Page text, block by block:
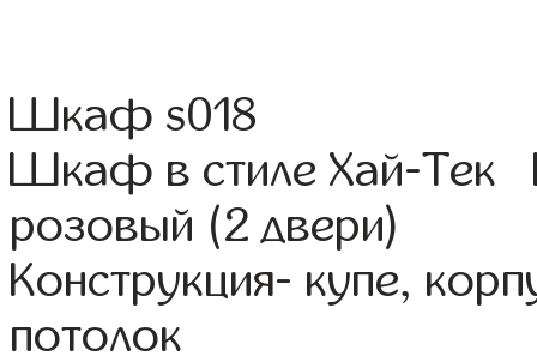
Шкаф s018
Шкаф в стиле Хай-Тек
розовый (2 двери)
Конструкция- купе,
потолок